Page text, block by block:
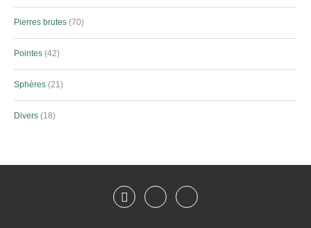
Pierres brutes 70
Pointes 42
Sphères 21
Divers 18